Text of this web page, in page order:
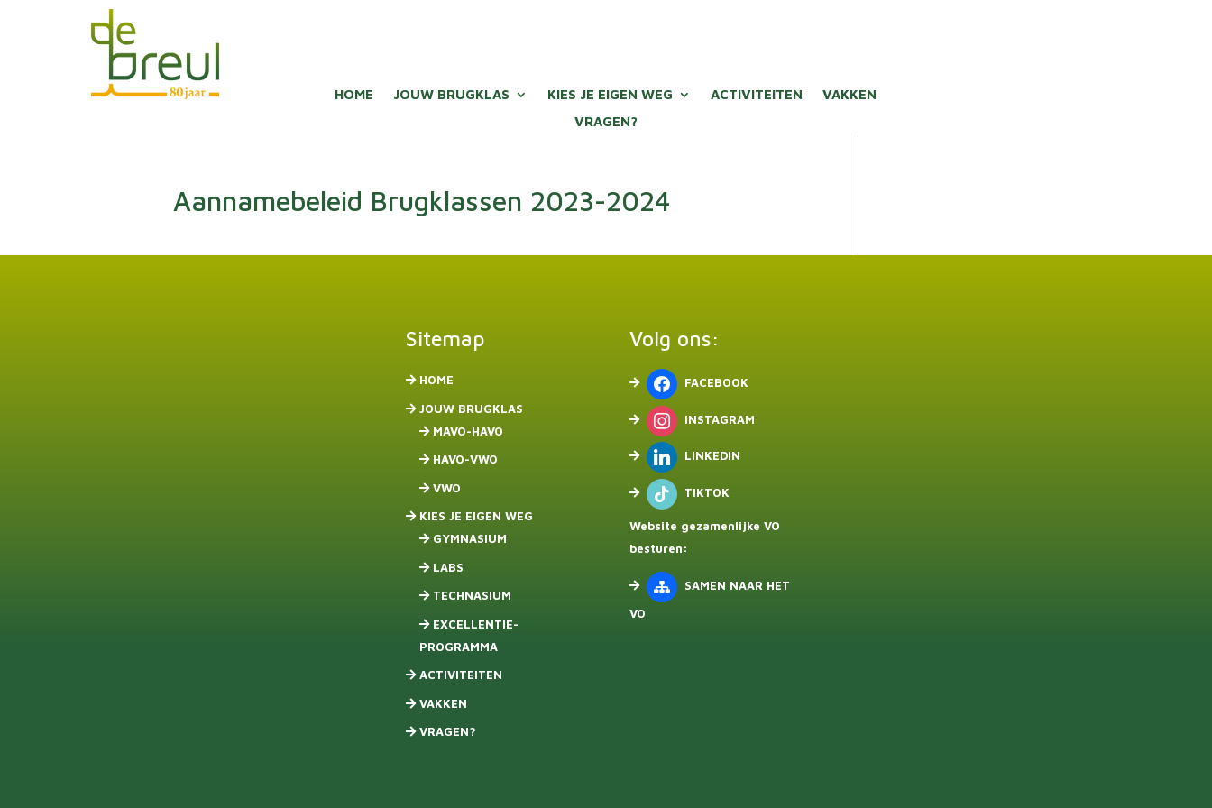
HOME JOUW BRUGKLAS KIES JE EIGEN WEG ACTIVITEITEN
VAKKEN
VRAGEN?
Aannamebeleid Brugklassen 2023-2024
Sitemap
HOME
JOUW BRUGKLAS
MAVO-HAVO
HAVO-VWO
VWO
KIES JE EIGEN WEG
GYMNASIUM
LABS
TECHNASIUM
EXCELLENTIE-
PROGRAMMA
ACTIVITEITEN
VAKKEN
VRAGEN?
Volg ons:
FACEBOOK
INSTAGRAM
LINKEDIN
TIKTOK
Website gezamenlijke VO
besturen:
SAMEN NAAR HET
VO